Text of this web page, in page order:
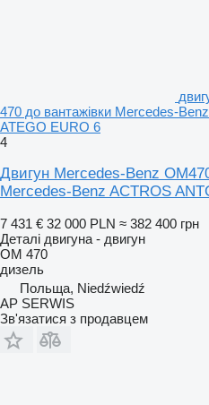
470 до вантажівки Mercedes-
ATEGO EURO 6
4
Двигун Mercedes-Benz
Mercedes-Benz ACTROS
7 431 € 32 000 PLN ≈ 382 400 грн
Деталі двигуна - двигун
OM 470
дизель
Польща, Niedźwiedź
AP SERWIS
Зв'язатися з продавцем